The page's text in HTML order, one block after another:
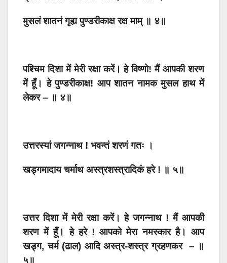
मुसलं शातनं गृह्य पुण्डरीकाक्ष रक्ष माम् ॥ ४॥
पश्चिम दिशा में मेरी रक्षा करें। हे विष्णो! मैं आपकी शरण
में हूँ। हे पुण्डरीकाक्ष! आप शातन नामक मुसल हाथ में
लेकर – ॥ ४॥
उत्तरस्यां जगन्नाथ ! भवन्तं शरणं गतः ।
खड्गमादाय चर्माथ अस्त्रशस्त्रादिकं हरे ! ॥ ५॥
उत्तर दिशा में मेरी रक्षा करें। हे जगन्नाथ ! मैं आपकी
शरण में हूँ। हे हरे ! आपको मेरा नमस्कार है। आप
खड्ग, चर्म (ढाल) आदि अस्त्र-शस्त्र ग्रहणकर – ॥
५॥